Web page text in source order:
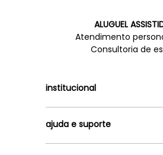
ALUGUEL
Atendimento
Consultoria de
institucional
Lojas
Como Funciona
ajuda e suporte